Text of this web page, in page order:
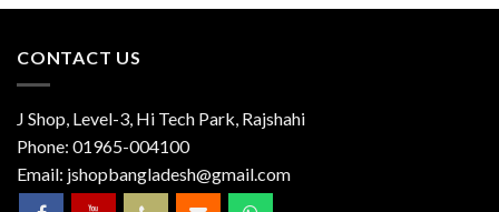
CONTACT US
J Shop, Level-3, Hi Tech Park, Rajshahi
Phone: 01965-004100
Email: jshopbangladesh@gmail.com